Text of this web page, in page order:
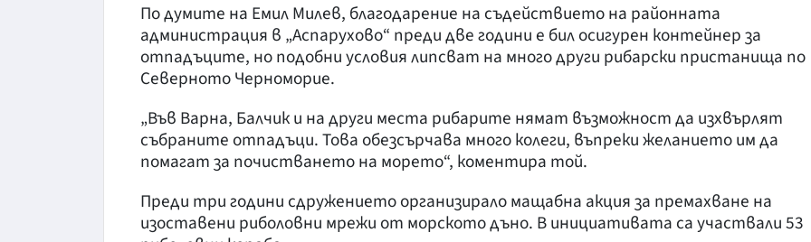
По думите на Емил Милев, благодарение на съдействието на районната
администрация в „Аспарухово“ преди две години е бил осигурен контейнер за
отпадъците, но подобни условия липсват на много други рибарски пристанища по
Северното Черноморие.
„Във Варна, Балчик и на други места рибарите нямат възможност да изхвърлят
събраните отпадъци. Това обезсърчава много колеги, въпреки желанието им да
помагат за почистването на морето“, коментира той.
Преди три години сдружението организирало мащабна акция за премахване на
изоставени риболовни мрежи от морското дъно. В инициативата са участвали 53